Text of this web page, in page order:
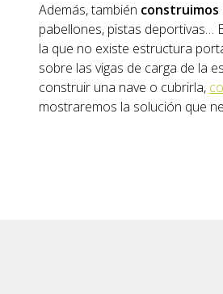
Además, también
pabellones, pistas deportivas…
la que no existe estructura
sobre las vigas de carga de la
construir una nave o cubrirla,
mostraremos la solución que